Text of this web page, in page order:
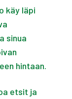
käy läpi
sinua
hintaan.
etsit ja